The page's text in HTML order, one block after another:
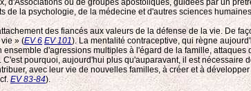
ou de groupes apostoliques, guidées par un
la psychologie, de la médecine et d'autres sciences
des fiancés aux valeurs de la défense de la vie. De
» (EV 6 EV 101). La mentalité contraceptive, qui règne
d'agressions multiples à l'égard de la famille,
pourquoi, aujourd'hui plus qu'auparavant, il est nécessaire
avec leur vie de nouvelles familles, à créer et à
EV 83-84).